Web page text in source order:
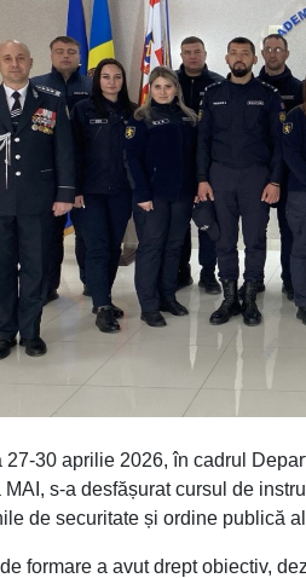
27-30 aprilie 2026, în cadrul
MAI, s-a desfășurat cursul de
de securitate și ordine publică
formare a avut drept obiectiv,